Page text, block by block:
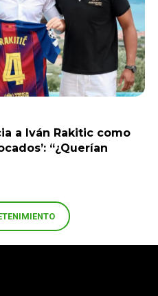
a Iván Rakitic como
“¿Querían